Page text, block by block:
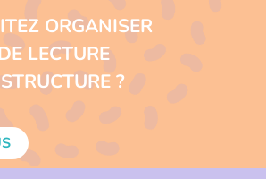
ORGANISER
LECTURE
?